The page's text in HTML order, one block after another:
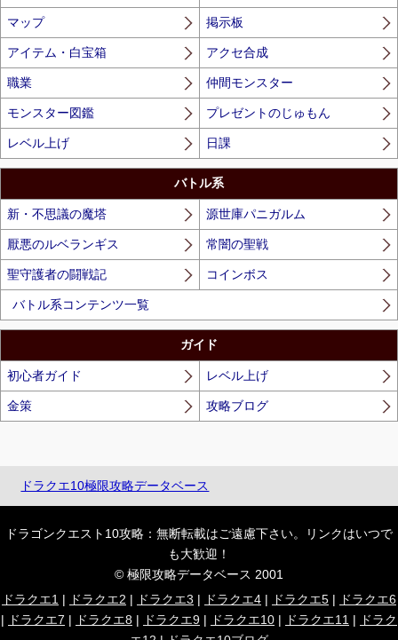
マップ 掲示板
アイテム・白宝箱 アクセ合成
職業 仲間モンスター
モンスター図鑑 プレゼントのじゅもん
レベル上げ 日課
バトル系
新・不思議の魔塔 源世庫パニガルム
厭悪のルベランギス 常闇の聖戦
聖守護者の闘戦記 コインボス
バトル系コンテンツ一覧
ガイド
初心者ガイド レベル上げ
金策 攻略ブログ
ドラクエ10極限攻略データベース
ドラゴンクエスト10攻略：無断転載はご遠慮下さい。リンクはいつで
も大歓迎！
© 極限攻略データベース 2001
ドラクエ1 | ドラクエ2 | ドラクエ3 | ドラクエ4 | ドラクエ5 |
ドラクエ6
|
ドラクエ7 | ドラクエ8 | ドラクエ9 | ドラクエ10 | ドラクエ11 |
ドラク